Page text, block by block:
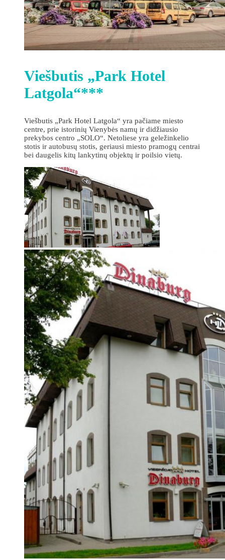
Viešbutis „Park Hotel
Latgola“***
Viešbutis „Park Hotel Latgola“ yra pačiame miesto
centre, prie istorinių Vienybės namų ir didžiausio
prekybos centro „SOLO“. Netoliese yra geležinkelio
stotis ir autobusų stotis, geriausi miesto pramogų centrai
bei daugelis kitų lankytinų objektų ir poilsio vietų.